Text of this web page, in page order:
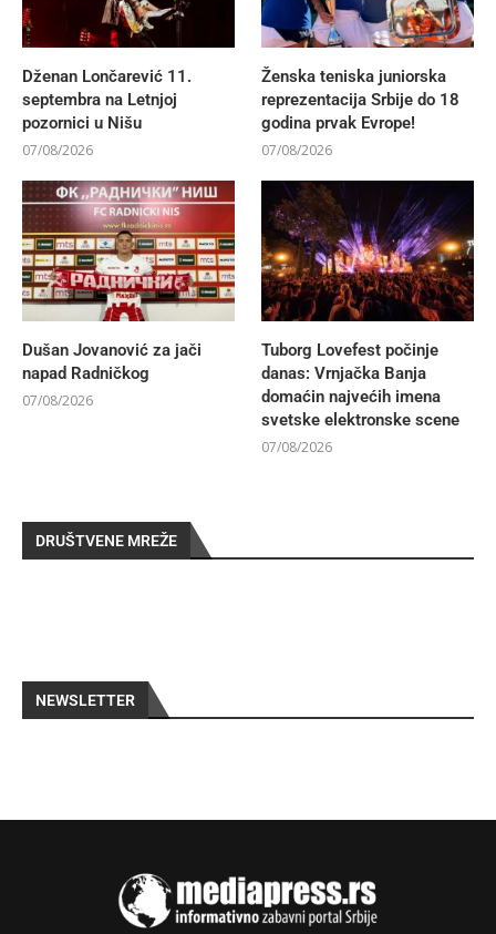
Dženan Lončarević 11.
septembra na Letnjoj
pozornici u Nišu
07/08/2026
Ženska teniska juniorska
reprezentacija Srbije do 18
godina prvak Evrope!
07/08/2026
Dušan Jovanović za jači
napad Radničkog
07/08/2026
Tuborg Lovefest počinje
danas: Vrnjačka Banja
domaćin najvećih imena
svetske elektronske scene
07/08/2026
DRUŠTVENE MREŽE
NEWSLETTER